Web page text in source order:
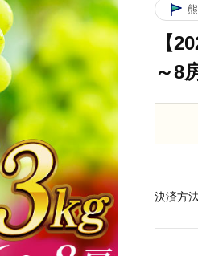
【
～8
決済方